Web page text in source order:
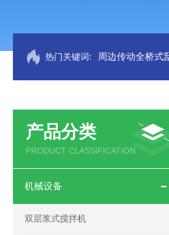
热门关键词: 周边传动全桥式
产品分类
PRODUCT CLASSIFICATION
机械设备
双层浆式搅拌机